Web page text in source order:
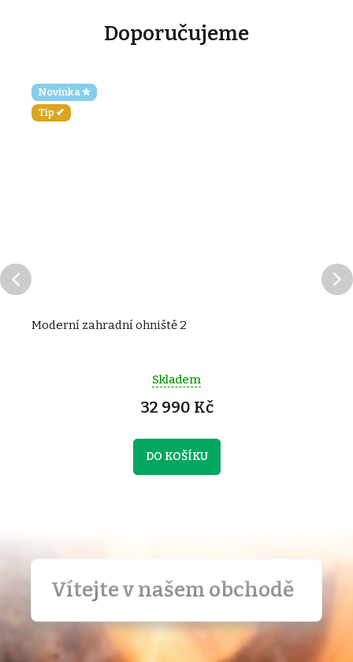
Doporučujeme
Novinka ✮
Tip ✔
Moderní zahradní ohniště 2
Skladem
32 990 Kč
DO KOŠÍKU
Vítejte v našem obchodě